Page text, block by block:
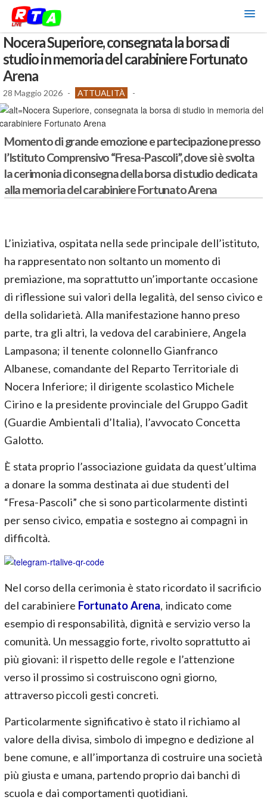
Nocera Superiore, consegnata la borsa di
studio in memoria del carabiniere Fortunato
Arena
28 Maggio 2026 - ATTUALITÀ -
Momento di grande emozione e partecipazione presso
l’Istituto Comprensivo “Fresa-Pascoli”, dove si è svolta
la cerimonia di consegna della borsa di studio dedicata
alla memoria del carabiniere Fortunato Arena
L’iniziativa, ospitata nella sede principale dell’istituto,
ha rappresentato non soltanto un momento di
premiazione, ma soprattutto un’importante occasione
di riflessione sui valori della legalità, del senso civico e
della solidarietà. Alla manifestazione hanno preso
parte, tra gli altri, la vedova del carabiniere, Angela
Lampasona; il tenente colonnello Gianfranco
Albanese, comandante del Reparto Territoriale di
Nocera Inferiore; il dirigente scolastico Michele
Cirino e la presidente provinciale del Gruppo Gadit
(Guardie Ambientali d’Italia), l’avvocato Concetta
Galotto.
È stata proprio l’associazione guidata da quest’ultima
a donare la somma destinata ai due studenti del
“Fresa-Pascoli” che si sono particolarmente distinti
per senso civico, empatia e sostegno ai compagni in
difficoltà.
Nel corso della cerimonia è stato ricordato il sacrificio
del carabiniere Fortunato Arena, indicato come
esempio di responsabilità, dignità e servizio verso la
comunità. Un messaggio forte, rivolto soprattutto ai
più giovani: il rispetto delle regole e l’attenzione
verso il prossimo si costruiscono ogni giorno,
attraverso piccoli gesti concreti.
Particolarmente significativo è stato il richiamo al
valore della divisa, simbolo di impegno e dedizione al
bene comune, e all’importanza di costruire una società
più giusta e umana, partendo proprio dai banchi di
scuola e dai comportamenti quotidiani.